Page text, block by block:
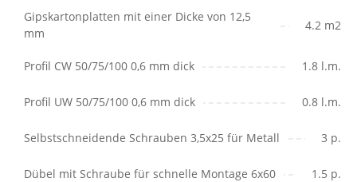
Gipskartonplatten mit einer Dicke von 12,5
mm
4.2 m2
Profil CW 50/75/100 0,6 mm dick 1.8 l.m.
Profil UW 50/75/100 0,6 mm dick 0.8 l.m.
Selbstschneidende Schrauben 3,5x25 für Metall 3 p.
Dübel mit Schraube für schnelle Montage 6x60 1.5 p.